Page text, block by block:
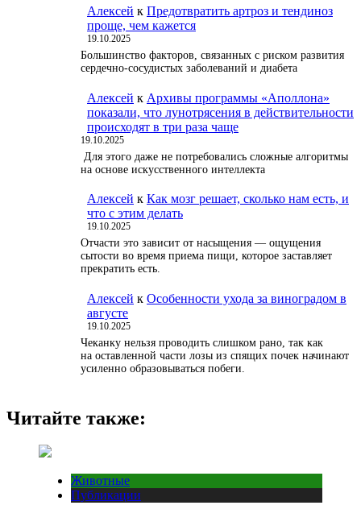
Алексей к Предотвратить артроз и тендиноз
проще, чем кажется
19.10.2025
Большинство факторов, связанных с риском развития
сердечно-сосудистых заболеваний и диабета
Алексей к Архивы программы «Аполлона»
показали, что лунотрясения в действительности
происходят в три раза чаще
19.10.2025
Для этого даже не потребовались сложные алгоритмы
на основе искусственного интеллекта
Алексей к Как мозг решает, сколько нам есть, и
что с этим делать
19.10.2025
Отчасти это зависит от насыщения — ощущения
сытости во время приема пищи, которое заставляет
прекратить есть.
Алексей к Особенности ухода за виноградом в
августе
19.10.2025
Чеканку нельзя проводить слишком рано, так как
на оставленной части лозы из спящих почек начинают
усиленно образовываться побеги.
Читайте также:
Животные
Публикации